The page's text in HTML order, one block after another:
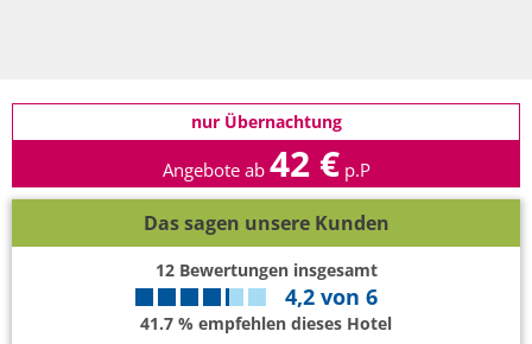
nur Übernachtung
Angebote ab 42 € p.P
Das sagen unsere Kunden
12Bewertungen insgesamt
4,2 von 6
41.7 % empfehlen dieses Hotel